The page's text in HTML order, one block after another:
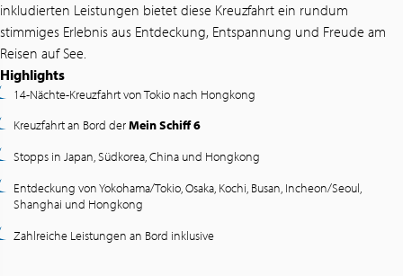
inkludierten Leistungen bietet diese Kreuzfahrt ein rundum
stimmiges Erlebnis aus Entdeckung, Entspannung und Freude am
Reisen auf See.
Highlights
14-Nächte-Kreuzfahrt von Tokio nach Hongkong
Kreuzfahrt an Bord derMein Schiff 6
Stopps in Japan, Südkorea, China und Hongkong
Entdeckung von Yokohama/Tokio, Osaka, Kochi, Busan, Incheon/Seoul,
Shanghai und Hongkong
Zahlreiche Leistungen an Bord inklusive